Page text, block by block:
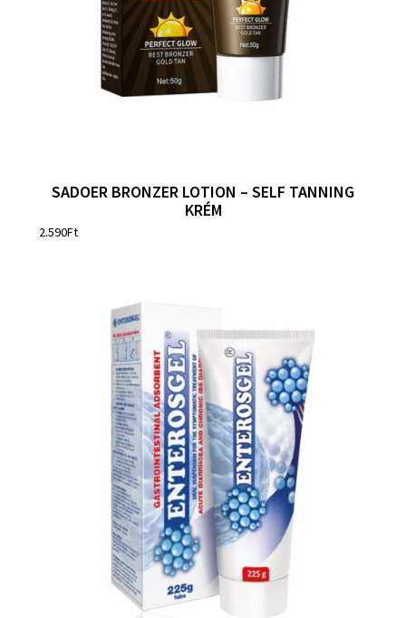
SADOER BRONZER LOTION – SELF TANNING
KRÉM
2.590Ft